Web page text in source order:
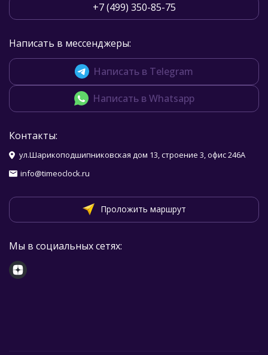
+7 (499) 350-85-75
Написать в мессенджеры:
Написать в Telegram
Написать в Whatsapp
Контакты:
ул.Шарикоподшипниковская дом 13, строение 3, офис 246А
info@timeoclock.ru
Проложить маршрут
Мы в социальных сетях: